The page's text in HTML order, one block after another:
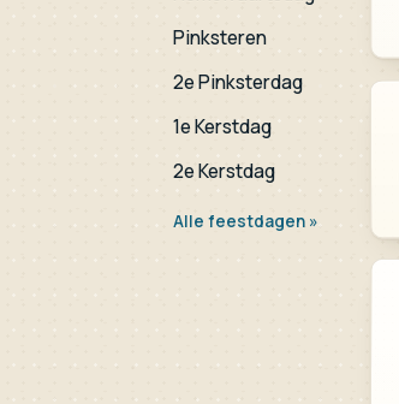
Pinksteren
2e Pinksterdag
1e Kerstdag
2e Kerstdag
Alle feestdagen »